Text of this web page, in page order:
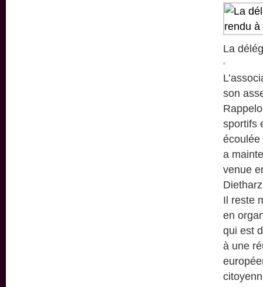
La
son
sportifs
écoulée
a
venue
Il reste
en
qui est
à une